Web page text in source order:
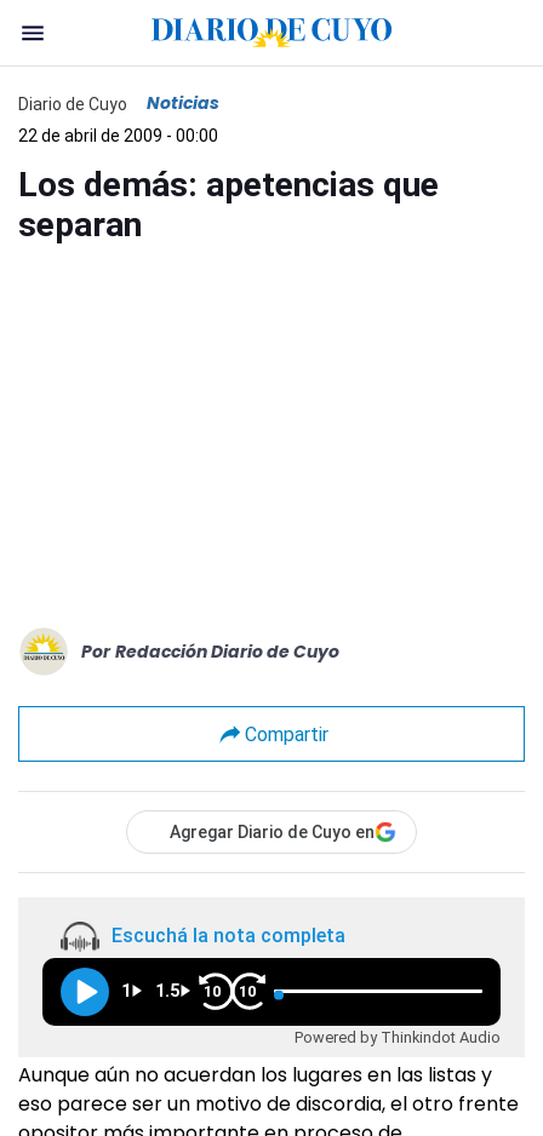
Diario de Cuyo Noticias
22 de abril de 2009 - 00:00
Los demás: apetencias que
separan
Por Redacción Diario de Cuyo
Compartir
Agregar Diario de Cuyo en
Escuchá la nota completa
1 1.5 10 10
Powered by Thinkindot Audio
Aunque aún no acuerdan los lugares en las listas y
eso parece ser un motivo de discordia, el otro frente